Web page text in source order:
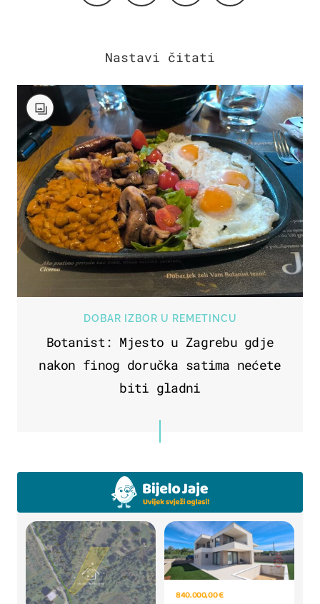
DOBAR IZBOR U REMETINCU
Botanist: Mjesto u Zagrebu gdje
nakon finog doručka satima nećete
biti gladni
840.000,00 €